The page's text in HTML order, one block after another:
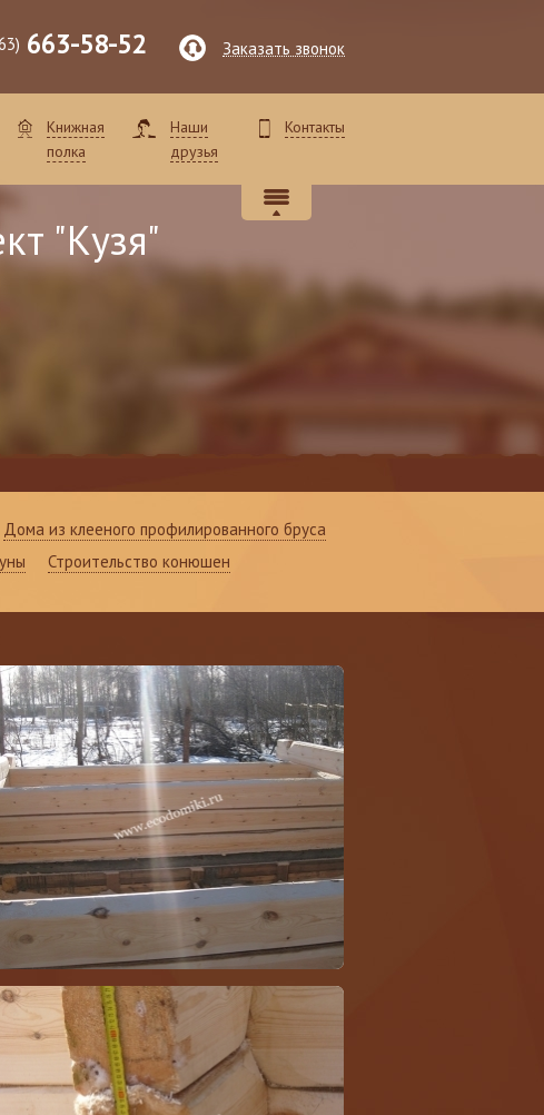
663-58-52 Заказать звонок
Книжная
полка
Наши
друзья
Контакты
"Кузя"
Дома из клееного профилированного бруса
Строительство конюшен